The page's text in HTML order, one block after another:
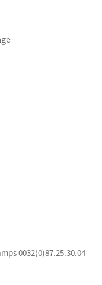
0032(0)87.25.30.04